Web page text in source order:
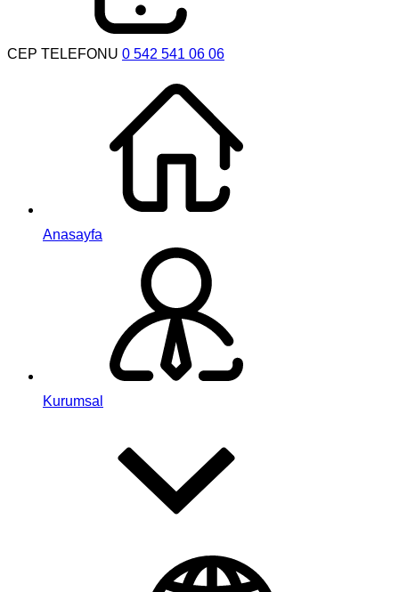
CEP TELEFONU 0 542 541 06 06
Anasayfa
Kurumsal